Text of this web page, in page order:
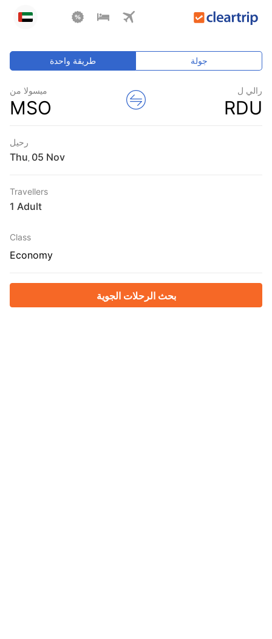
طريقة واحدة جولة
ميسولا من
MSO
رالي ل
RDU
رحيل
Thu
Travellers
1 Adult
Class
Economy